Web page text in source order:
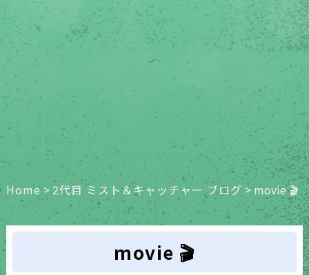
Home>2代目 ミスト＆キャッチャー ブログ >movie 🎬
movie 🎬